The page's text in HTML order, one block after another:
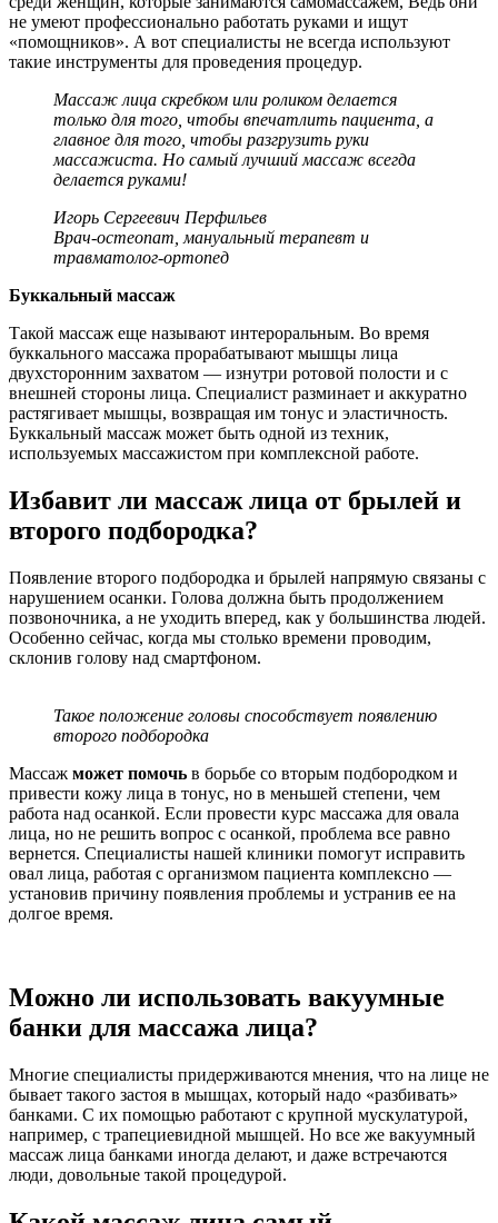
не умеют профессионально работать руками и ищут
«помощников». А вот специалисты не всегда используют
такие инструменты для проведения процедур.
Массаж лица скребком или роликом делается
только для того, чтобы впечатлить пациента, а
главное для того, чтобы разгрузить руки
массажиста. Но самый лучший массаж всегда
делается руками!
Игорь Сергеевич Перфильев
Врач-остеопат, мануальный терапевт и
травматолог-ортопед
Буккальный массаж
Такой массаж еще называют интероральным. Во время
буккального массажа прорабатывают мышцы лица
двухсторонним захватом — изнутри ротовой полости и с
внешней стороны лица. Специалист разминает и аккуратно
растягивает мышцы, возвращая им тонус и эластичность.
Буккальный массаж может быть одной из техник,
используемых массажистом при комплексной работе.
Избавит ли массаж лица от брылей и
второго подбородка?
Появление второго подбородка и брылей напрямую связаны с
нарушением осанки. Голова должна быть продолжением
позвоночника, а не уходить вперед, как у большинства людей.
Особенно сейчас, когда мы столько времени проводим,
склонив голову над смартфоном.
Такое положение головы способствует появлению
второго подбородка
Массаж может помочь в борьбе со вторым подбородком и
привести кожу лица в тонус, но в меньшей степени, чем
работа над осанкой. Если провести курс массажа для овала
лица, но не решить вопрос с осанкой, проблема все равно
вернется. Специалисты нашей клиники помогут исправить
овал лица, работая с организмом пациента комплексно —
установив причину появления проблемы и устранив ее на
долгое время.
Можно ли использовать вакуумные
банки для массажа лица?
Многие специалисты придерживаются мнения, что на лице не
бывает такого застоя в мышцах, который надо «разбивать»
банками. С их помощью работают с крупной мускулатурой,
например, с трапециевидной мышцей. Но все же вакуумный
массаж лица банками иногда делают, и даже встречаются
люди, довольные такой процедурой.